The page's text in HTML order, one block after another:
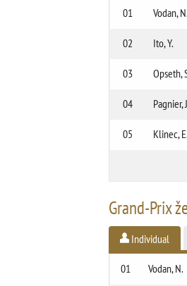
01 Vodan,
02 Ito, Y.
03 Opseth,
04 Pagnier,
05 Klinec,
Grand-Prix
Individual
01 Vodan, N.